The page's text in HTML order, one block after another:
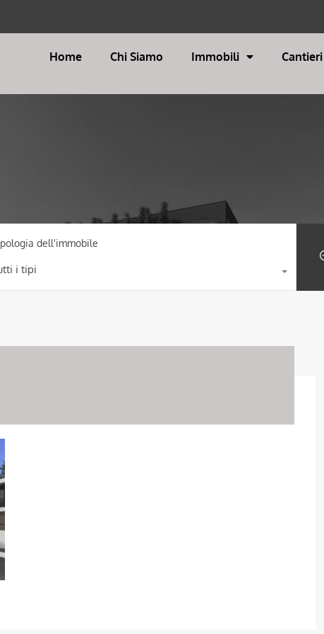
Home Chi Siamo Immobili Cantieri
dell'immobile
i tipi